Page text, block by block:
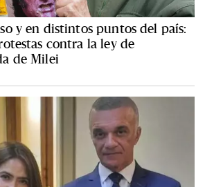
y en distintos puntos del país:
contra la ley de
de Milei